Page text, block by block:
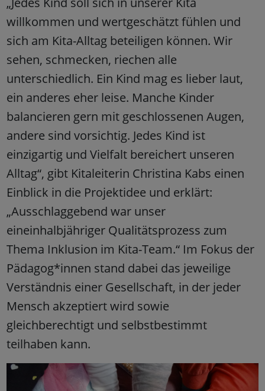
willkommen und wertgeschätzt fühlen und
sich am Kita-Alltag beteiligen können. Wir
sehen, schmecken, riechen alle
unterschiedlich. Ein Kind mag es lieber laut,
ein anderes eher leise. Manche Kinder
balancieren gern mit geschlossenen Augen,
andere sind vorsichtig. Jedes Kind ist
einzigartig und Vielfalt bereichert unseren
Alltag“, gibt Kitaleiterin Christina Kabs einen
Einblick in die Projektidee und erklärt:
„Ausschlaggebend war unser
eineinhalbjähriger Qualitätsprozess zum
Thema Inklusion im Kita-Team.“ Im Fokus der
Pädagog*innen stand dabei das jeweilige
Verständnis einer Gesellschaft, in der jeder
Mensch akzeptiert wird sowie
gleichberechtigt und selbstbestimmt
teilhaben kann.